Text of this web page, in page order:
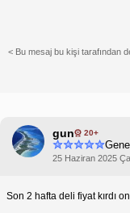
< Bu mesaj bu kişi tarafından
gun 20+
25 Haziran 2025
Son 2 hafta deli fiyat kırdı